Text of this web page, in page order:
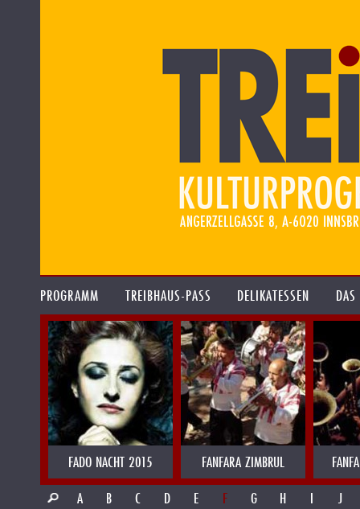
PROGRAMM TREIBHAUS-PASS DELIKATESSEN
FADO NACHT 2015 FANFARA ZIMBRUL
A
B C D E F G H I J